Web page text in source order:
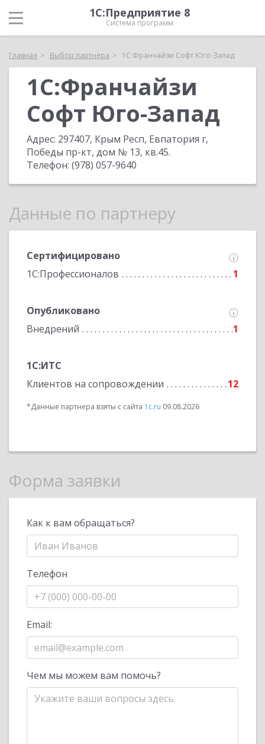
1С:Предприятие 8
Система программ
Главная Выбор партнёра 1С:Франчайзи Софт Юго-Запад
1С:Франчайзи
Софт Юго-Запад
Адрес: 297407, Крым Респ, Евпатория г,
Победы пр-кт, дом № 13, кв.45.
Телефон: (978) 057-9640
Данные по партнеру
Сертифицировано
1С:Профессионалов
1
Опубликовано
Внедрений
1
1С:ИТС
Клиентов на сопровождении
12
*Данные партнера взяты с сайта 1c.ru 09.08.2026
Форма заявки
Как к вам обращаться?
Телефон
Email:
Чем мы можем вам помочь?